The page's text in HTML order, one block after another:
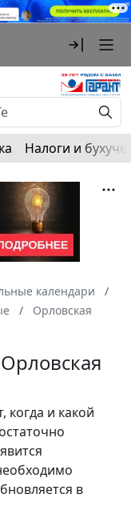
Налоги и
календари
Орловская
когда и какой
в